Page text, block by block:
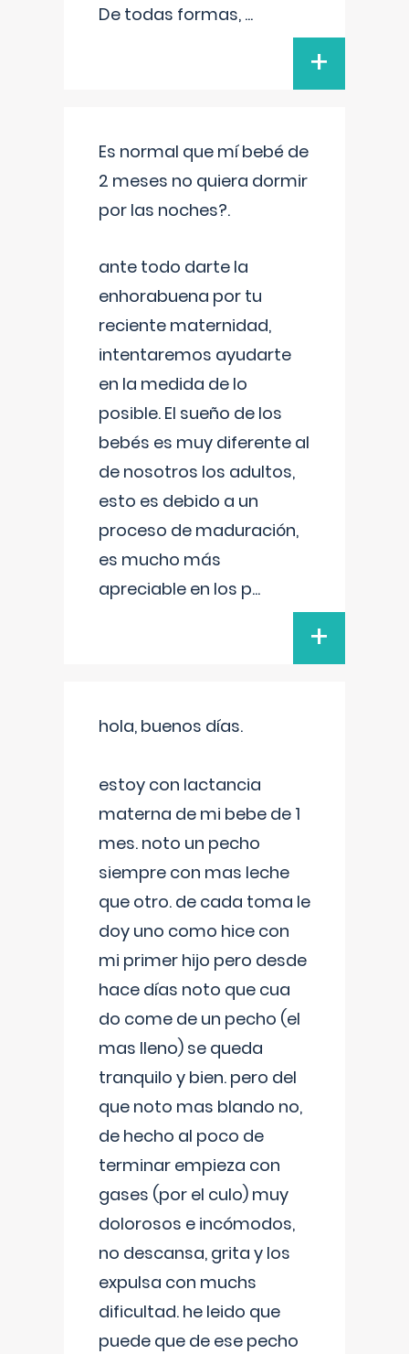
De todas formas, ...
+
Es normal que mí bebé de
2 meses no quiera dormir
por las noches?.
ante todo darte la
enhorabuena por tu
reciente maternidad,
intentaremos ayudarte
en la medida de lo
posible. El sueño de los
bebés es muy diferente al
de nosotros los adultos,
esto es debido a un
proceso de maduración,
es mucho más
apreciable en los p...
+
hola, buenos días.
estoy con lactancia
materna de mi bebe de 1
mes. noto un pecho
siempre con mas leche
que otro. de cada toma le
doy uno como hice con
mi primer hijo pero desde
hace días noto que cua
do come de un pecho (el
mas lleno) se queda
tranquilo y bien. pero del
que noto mas blando no,
de hecho al poco de
terminar empieza con
gases (por el culo) muy
dolorosos e incómodos,
no descansa, grita y los
expulsa con muchs
dificultad. he leido que
puede que de ese pecho